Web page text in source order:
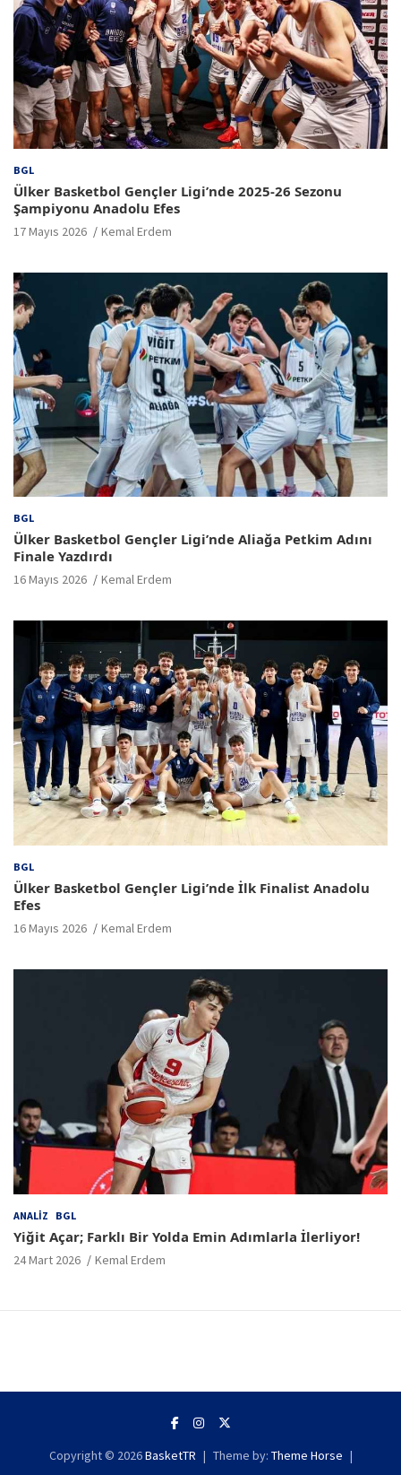
BGL
Ülker Basketbol Gençler Ligi’nde 2025-26 Sezonu
Şampiyonu Anadolu Efes
17 Mayıs 2026 Kemal Erdem
BGL
Ülker Basketbol Gençler Ligi’nde Aliağa Petkim Adını
Finale Yazdırdı
16 Mayıs 2026 Kemal Erdem
BGL
Ülker Basketbol Gençler Ligi’nde İlk Finalist Anadolu
Efes
16 Mayıs 2026 Kemal Erdem
ANALIZ BGL
Yiğit Açar; Farklı Bir Yolda Emin Adımlarla İlerliyor!
24 Mart 2026 Kemal Erdem
Copyright © 2026BasketTR Theme by: Theme Horse